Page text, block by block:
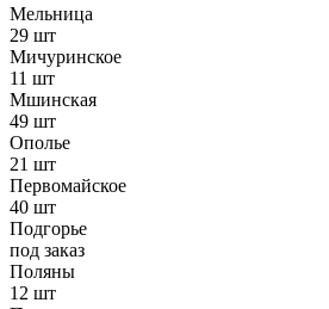
Мельница
29 шт
Мичуринское
11 шт
Мшинская
49 шт
Ополье
21 шт
Первомайское
40 шт
Подгорье
под заказ
Поляны
12 шт